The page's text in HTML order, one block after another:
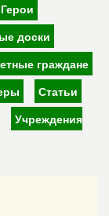
Герои
доски
граждане
Статьи
Учреждения